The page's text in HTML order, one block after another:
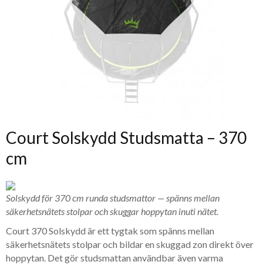
Court Solskydd Studsmatta – 370
cm
Solskydd för 370 cm runda studsmattor — spänns mellan
säkerhetsnätets stolpar och skuggar hoppytan inuti nätet.
Court 370 Solskydd är ett tygtak som spänns mellan
säkerhetsnätets stolpar och bildar en skuggad zon direkt över
hoppytan. Det gör studsmattan användbar även varma